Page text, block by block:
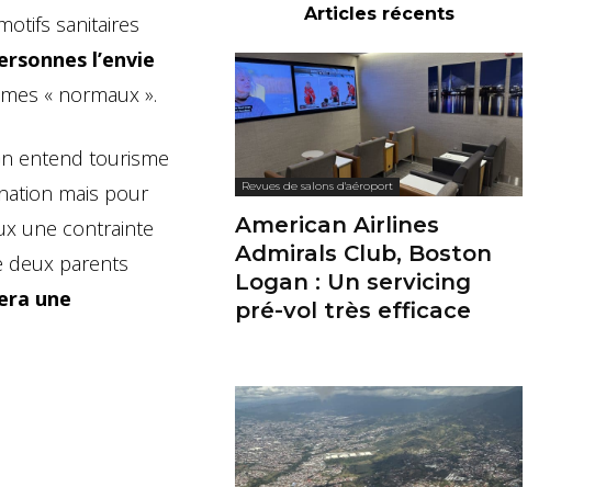
sanitaires
l’envie
« normaux ».
entend tourisme
mais pour
une contrainte
deux parents
une
Articles récents
Revues de salons d'aéroport
American Airlines
Admirals Club, Boston
Logan : Un servicing
pré-vol très efficace